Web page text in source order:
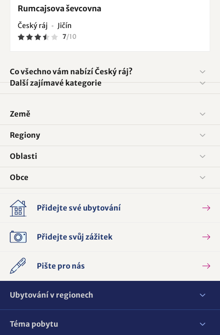
Rumcajsova ševcovna
Český ráj Jičín
7/10
Co všechno vám nabízí Český ráj?
Další zajímavé kategorie
Země
Regiony
Oblasti
Obce
Přidejte své ubytování
Přidejte svůj zážitek
Pište pro nás
Ubytování v regionech
Téma pobytu